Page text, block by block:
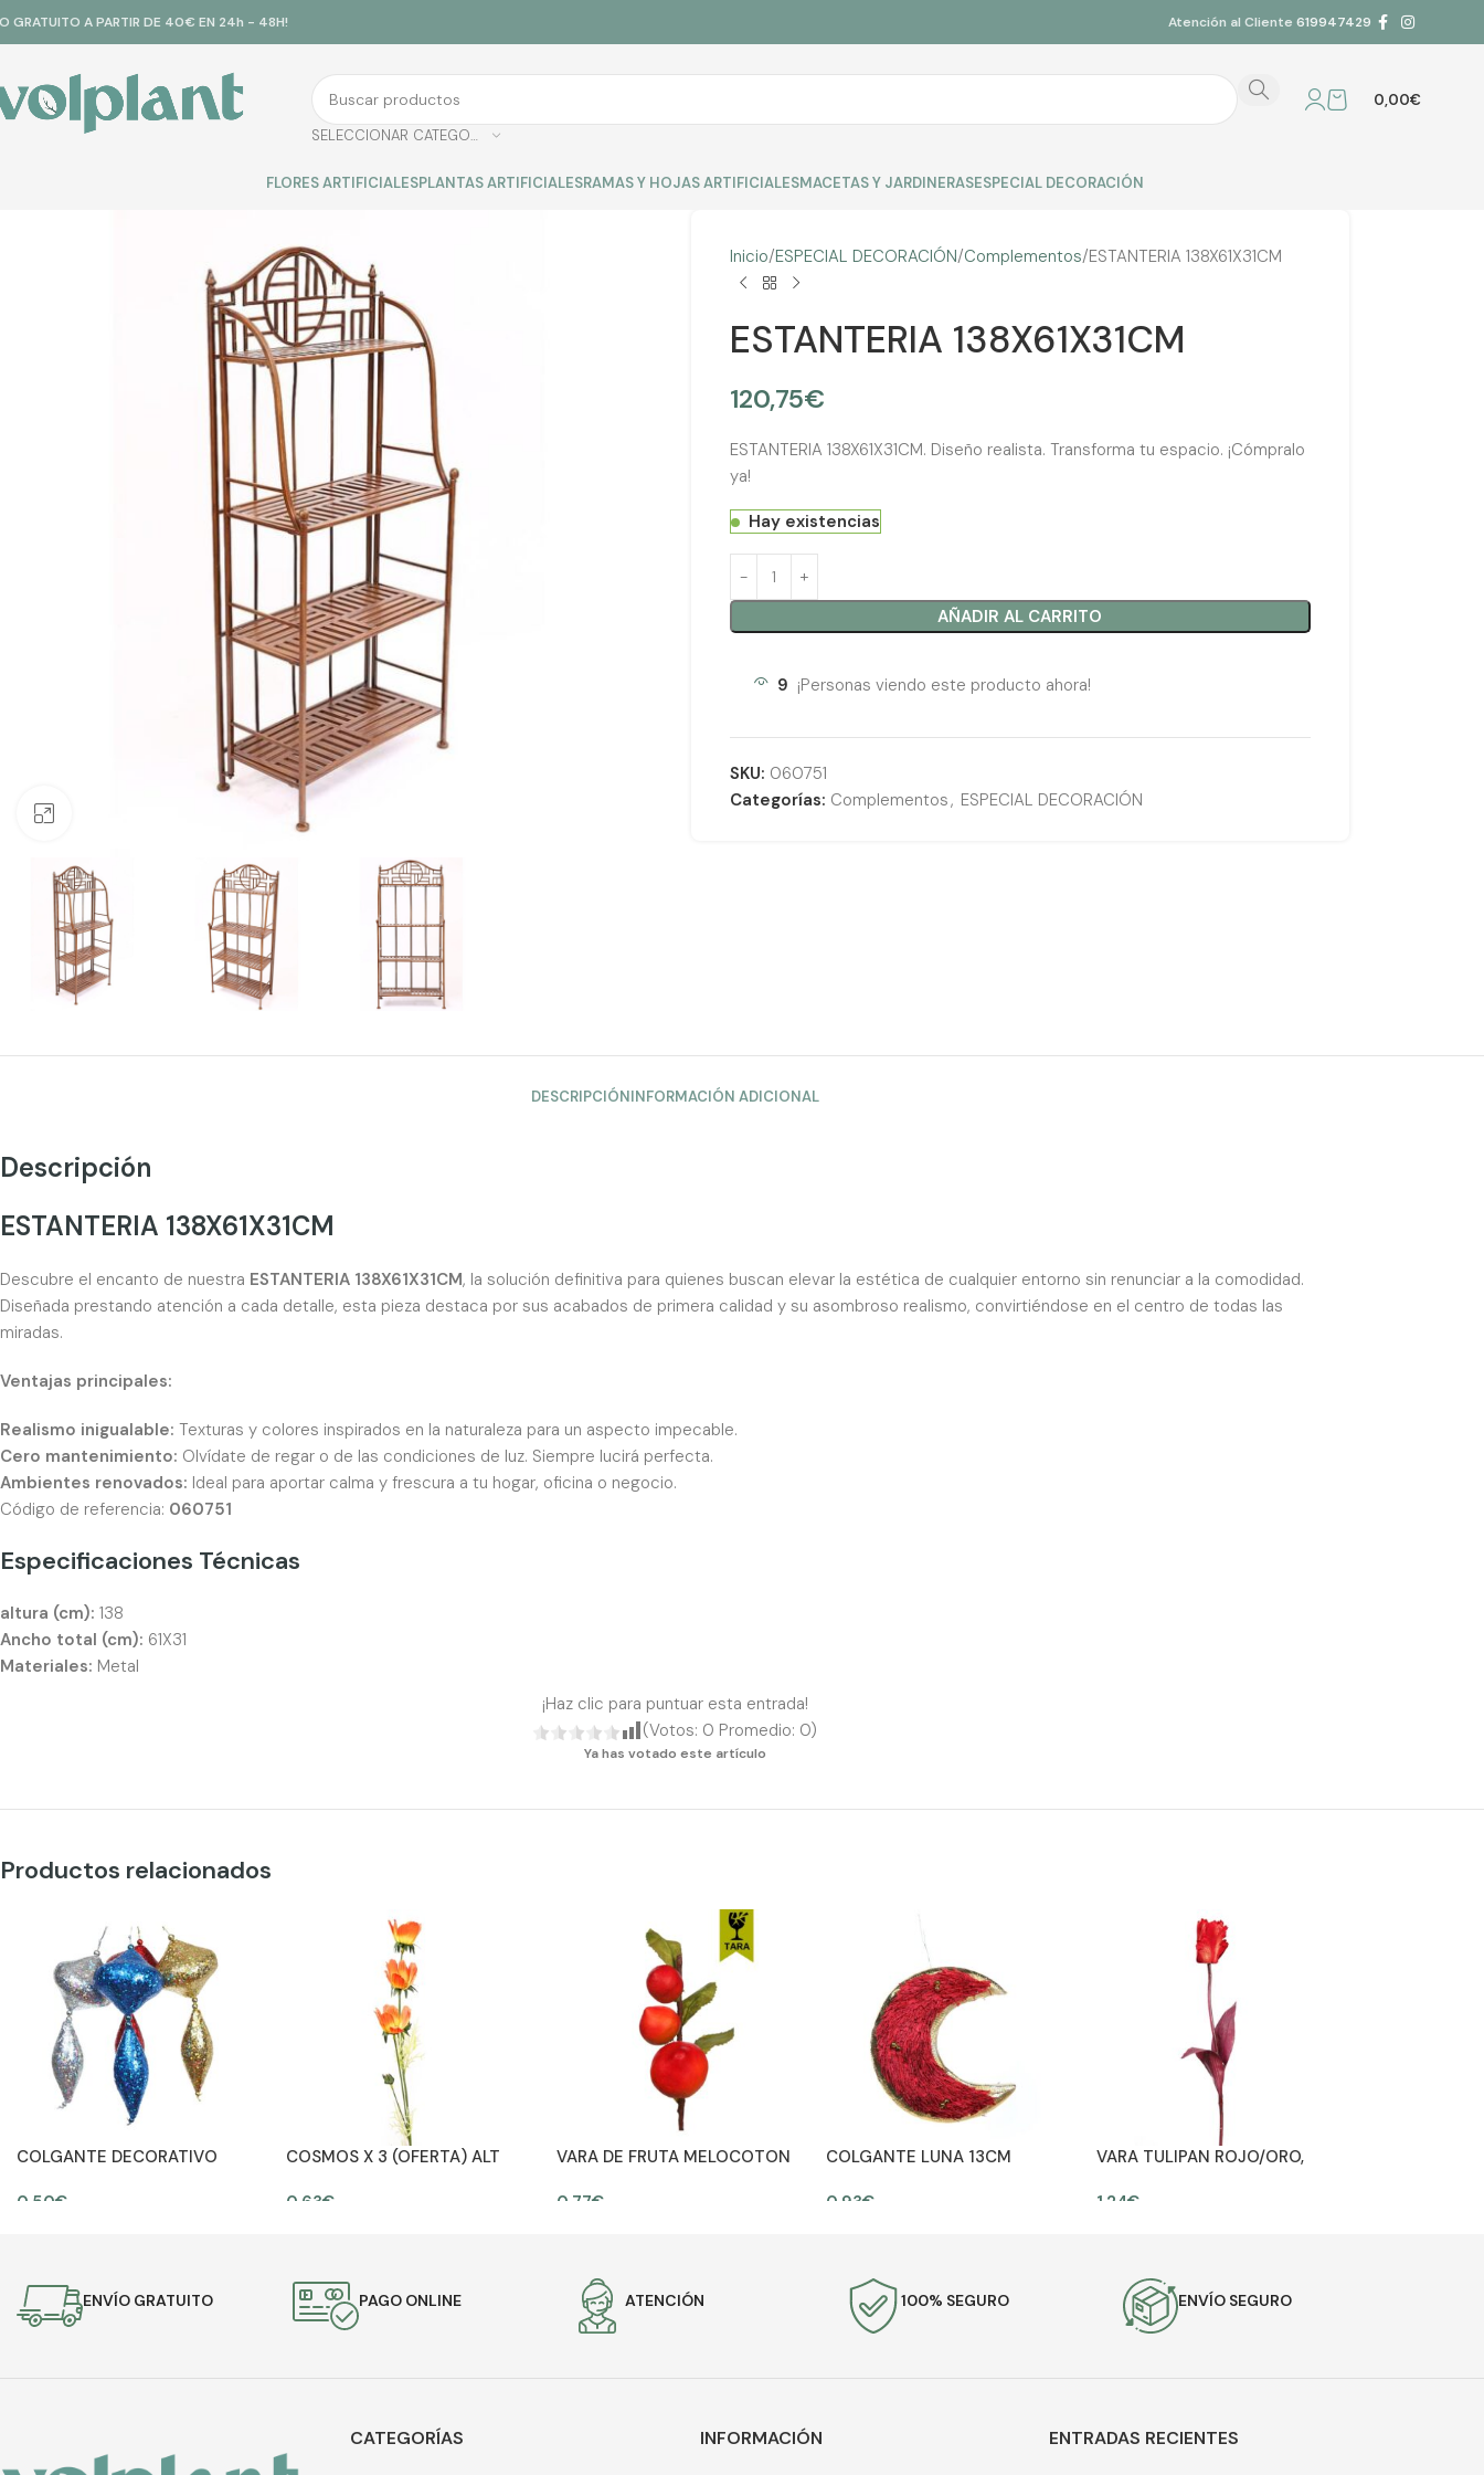
GRATUITO A PARTIR DE 40€ EN 24h - 48H! Atención al Cliente 619947429
SELECCIONAR CATEGORÍA
0,00€
FLORES ARTIFICIALESPLANTAS ARTIFICIALESRAMAS Y HOJAS ARTIFICIALESMACETAS Y JARDINERASESPECIAL DECORACIÓN
Inicio ESPECIAL DECORACIÓN Complementos ESTANTERIA 138X61X31CM
ESTANTERIA 138X61X31CM
120,75€
ESTANTERIA 138X61X31CM. Diseño realista. Transforma tu espacio. ¡Cómpralo
ya!
Hay existencias
AÑADIR AL CARRITO
9 ¡Personas viendo este producto ahora!
SKU: 060751
Categorías: Complementos, ESPECIAL DECORACIÓN
DESCRIPCIÓNINFORMACIÓN ADICIONAL
Descripción
ESTANTERIA 138X61X31CM
Descubre el encanto de nuestra ESTANTERIA 138X61X31CM, la solución definitiva para quienes buscan elevar la estética de cualquier entorno sin renunciar a la comodidad.
Diseñada prestando atención a cada detalle, esta pieza destaca por sus acabados de primera calidad y su asombroso realismo, convirtiéndose en el centro de todas las
miradas.
Ventajas principales:
Realismo inigualable: Texturas y colores inspirados en la naturaleza para un aspecto impecable.
Cero mantenimiento: Olvídate de regar o de las condiciones de luz. Siempre lucirá perfecta.
Ambientes renovados: Ideal para aportar calma y frescura a tu hogar, oficina o negocio.
Código de referencia: 060751
Especificaciones Técnicas
altura (cm): 138
Ancho total (cm): 61X31
Materiales: Metal
¡Haz clic para puntuar esta entrada!
(Votos: 0 Promedio: 0)
Ya has votado este artículo
Productos relacionados
COLGANTE DECORATIVO
0,50€
COSMOS X 3 (OFERTA) ALT
0,63€
VARA DE FRUTA MELOCOTON
0,77€
COLGANTE LUNA 13CM
0,93€
VARA TULIPAN ROJO/ORO,
1,24€
ENVÍO GRATUITO PAGO ONLINE ATENCIÓN 100% SEGURO ENVÍO SEGURO
CATEGORÍAS INFORMACIÓN ENTRADAS RECIENTES